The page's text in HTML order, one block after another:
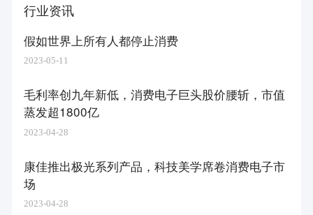
行业资讯
假如世界上所有人都停止消费
2023-05-11
毛利率创九年新低，消费电子巨头股价腰斩，市值
蒸发超1800亿
2023-04-28
康佳推出极光系列产品，科技美学席卷消费电子市
场
2023-04-28